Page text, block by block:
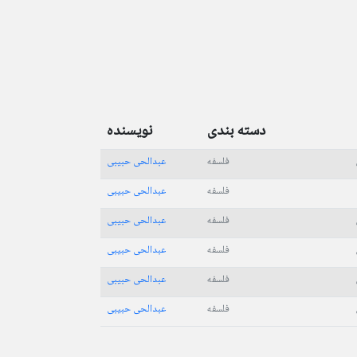
دسته بندی نویسنده
فلسفه عبدالحی حبیبی
فلسفه عبدالحی حبیبی
فلسفه عبدالحی حبیبی
فلسفه عبدالحی حبیبی
فلسفه عبدالحی حبیبی
فلسفه عبدالحی حبیبی